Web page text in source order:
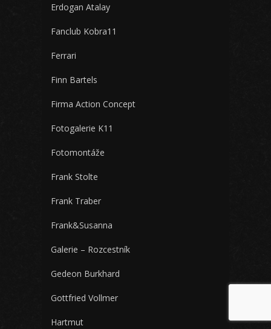
Erdogan Atalay
Fanclub Kobra11
Ferrari
Finn Bartels
Firma Action Concept
Fotogalerie K11
Fotomontáže
Frank Stolte
Frank Traber
Frank&Susanna
Galerie – Rozcestník
Gedeon Burkhard
Gottfried Vollmer
Hartmut